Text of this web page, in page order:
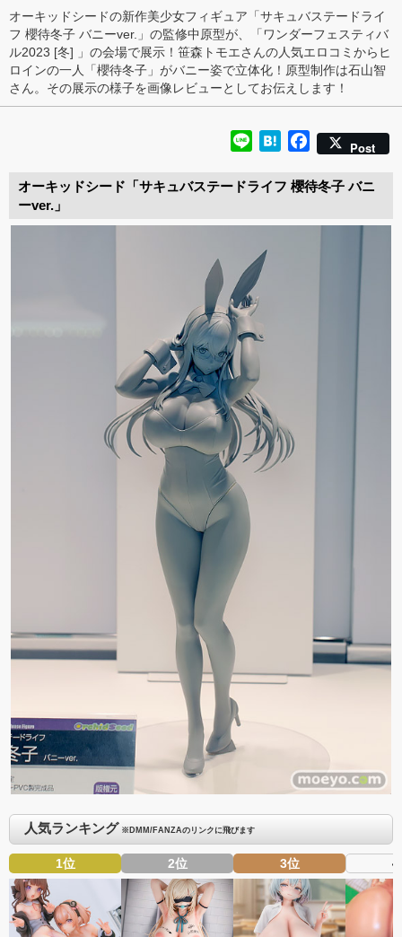
オーキッドシードの新作美少女フィギュア「サキュバステードライ
フ 櫻待冬子 バニーver.」の監修中原型が、「ワンダーフェスティバ
ル2023 [冬] 」の会場で展示！笹森トモエさんの人気エロコミからヒ
ロインの一人「櫻待冬子」がバニー姿で立体化！原型制作は石山智
さん。その展示の様子を画像レビューとしてお伝えします！
Line HatenaFacebook
Post
オーキッドシード「サキュバステードライフ 櫻待冬子 バニ
ーver.」
人気ランキング ※DMM/FANZAのリンクに飛びます
1位 2位 3位 4